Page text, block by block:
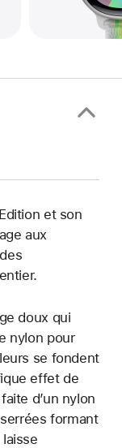
et son
aux
doux qui
nylon pour
se fondent
effet de
d’un nylon
formant